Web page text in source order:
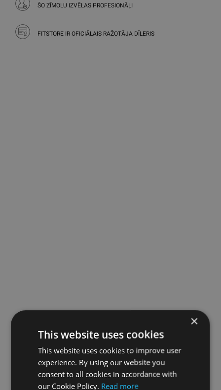
ŠO ZĪMOLU IZVĒLAS PROFESIONĀĻI
FITSTORE IR OFICIĀLAIS RAŽOTĀJA DĪLERIS
×
This website uses cookies
This website uses cookies to improve user
experience. By using our website you
consent to all cookies in accordance with
our Cookie Policy. Read more